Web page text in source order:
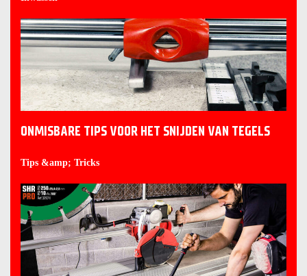
ONMISBARE TIPS VOOR HET SNIJDEN VAN TEGELS
Tips &amp; Tricks